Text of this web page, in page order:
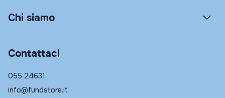
Chi siamo
Contattaci
055 24631
info@fundstore.it